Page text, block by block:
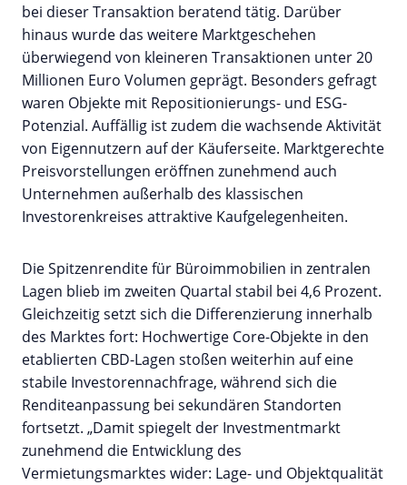
bei dieser Transaktion beratend tätig. Darüber
hinaus wurde das weitere Marktgeschehen
überwiegend von kleineren Transaktionen unter 20
Millionen Euro Volumen geprägt. Besonders gefragt
waren Objekte mit Repositionierungs- und ESG-
Potenzial. Auffällig ist zudem die wachsende Aktivität
von Eigennutzern auf der Käuferseite. Marktgerechte
Preisvorstellungen eröffnen zunehmend auch
Unternehmen außerhalb des klassischen
Investorenkreises attraktive Kaufgelegenheiten.
Die Spitzenrendite für Büroimmobilien in zentralen
Lagen blieb im zweiten Quartal stabil bei 4,6 Prozent.
Gleichzeitig setzt sich die Differenzierung innerhalb
des Marktes fort: Hochwertige Core-Objekte in den
etablierten CBD-Lagen stoßen weiterhin auf eine
stabile Investorennachfrage, während sich die
Renditeanpassung bei sekundären Standorten
fortsetzt. „Damit spiegelt der Investmentmarkt
zunehmend die Entwicklung des
Vermietungsmarktes wider: Lage- und Objektqualität